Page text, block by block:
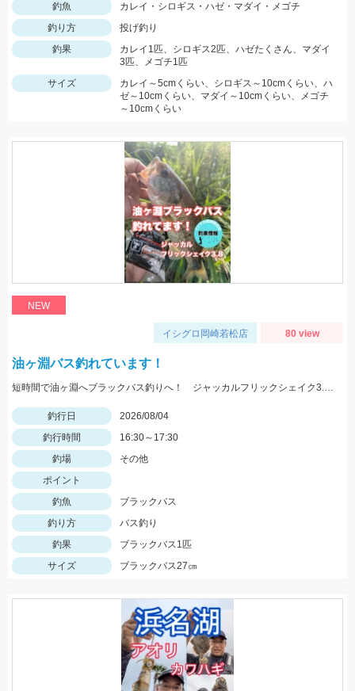
釣魚
カレイ・シロギス・ハゼ・マダイ・メゴチ
釣り方
投げ釣り
釣果
カレイ1匹、シロギス2匹、ハゼたくさん、マダイ
3匹、メゴチ1匹
サイズ
カレイ～5cmくらい、シロギス～10cmくらい、ハ
ゼ～10cmくらい、マダイ～10cmくらい、メゴチ
～10cmくらい
NEW
イシグロ岡崎若松店 80 view
油ヶ淵バス釣れています！
短時間で油ヶ淵へブラックバス釣りへ！ ジャッカルフリックシェイク3.8のノーシンカーワッキーでGET!
釣行日
2026/08/04
釣行時間
16:30～17:30
釣場
その他
ポイント
釣魚
ブラックバス
釣り方
バス釣り
釣果
ブラックバス1匹
サイズ
ブラックバス27㎝